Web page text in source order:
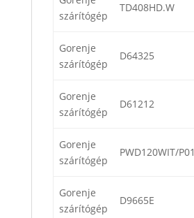
szárítógép
TD408HD.W
Gorenje
szárítógép
D64325
Gorenje
szárítógép
D61212
Gorenje
szárítógép
PWD120WIT/P01
Gorenje
szárítógép
D9665E